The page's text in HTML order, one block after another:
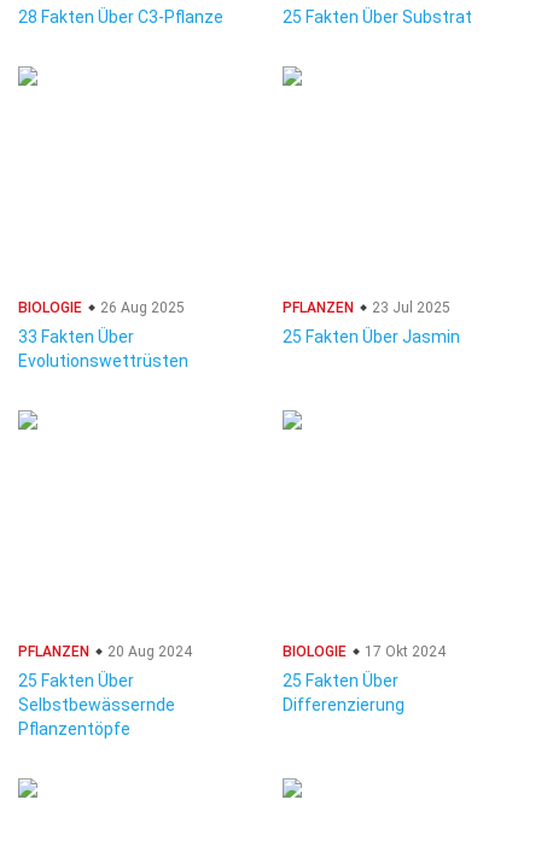
28 Fakten Über C3-Pflanze 25 Fakten Über Substrat
BIOLOGIE 26 Aug 2025
33 Fakten Über
Evolutionswettrüsten
PFLANZEN 23 Jul 2025
25 Fakten Über Jasmin
PFLANZEN 20 Aug 2024
25 Fakten Über
Selbstbewässernde
Pflanzentöpfe
BIOLOGIE 17 Okt 2024
25 Fakten Über
Differenzierung